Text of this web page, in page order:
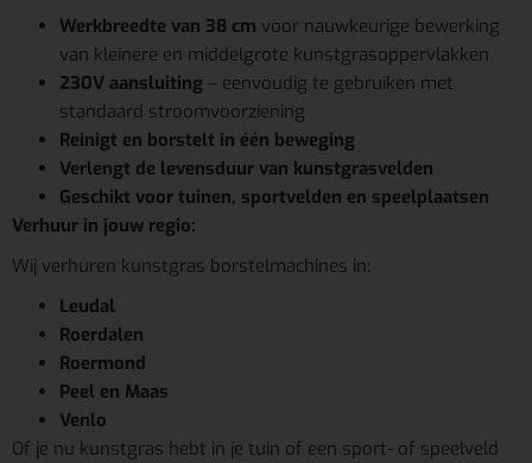
Werkbreedte van 38 cm voor nauwkeurige bewerking
van kleinere en middelgrote kunstgrasoppervlakken
230V aansluiting – eenvoudig te gebruiken met
standaard stroomvoorziening
Reinigt en borstelt in één beweging
Verlengt de levensduur van kunstgrasvelden
Geschikt voor tuinen, sportvelden en speelplaatsen
Verhuur in jouw regio:
Wij verhuren kunstgras borstelmachines in:
Leudal
Roerdalen
Roermond
Peel en Maas
Venlo
Of je nu kunstgras hebt in je tuin of een sport- of speelveld